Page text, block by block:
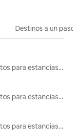
Destinos a un
Alojamientos para estancias largas
Alojamientos para estancias largas
Alojamientos para estancias largas